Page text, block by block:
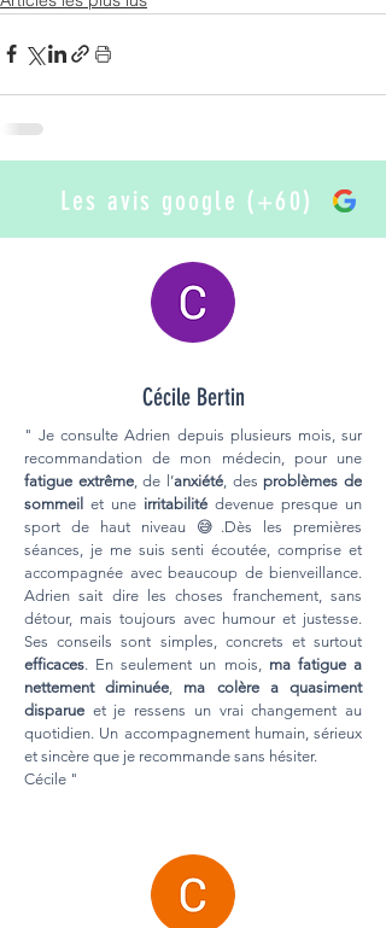
Les avis google (+60)
Cécile Bertin
" Je consulte Adrien depuis plusieurs mois, sur
recommandation de mon médecin, pour une
fatigue extrême, de l’anxiété , desproblèmes de
sommeil et une irritabilité devenue presque un
sport de haut niveau 😅.Dès les premières
séances, je me suis senti écoutée, comprise et
accompagnée avec beaucoup de bienveillance.
Adrien sait dire les choses franchement, sans
détour, mais toujours avec humour et justesse.
Ses conseils sont simples, concrets et surtout
efficaces. En seulement un mois, ma fatigue a
nettement diminuée
ma colère a quasiment
disparue et je ressens un vrai changement au
quotidien. Un accompagnement humain, sérieux
et sincère que je recommande sans hésiter.
Cécile "